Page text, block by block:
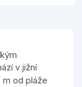
v jižní
od pláže